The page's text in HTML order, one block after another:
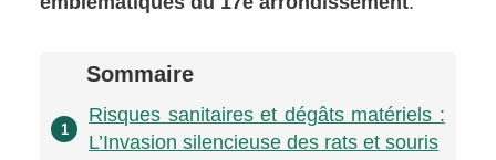
Sommaire
1
Risques sanitaires et dégâts matériels :
L’Invasion silencieuse des rats et souris